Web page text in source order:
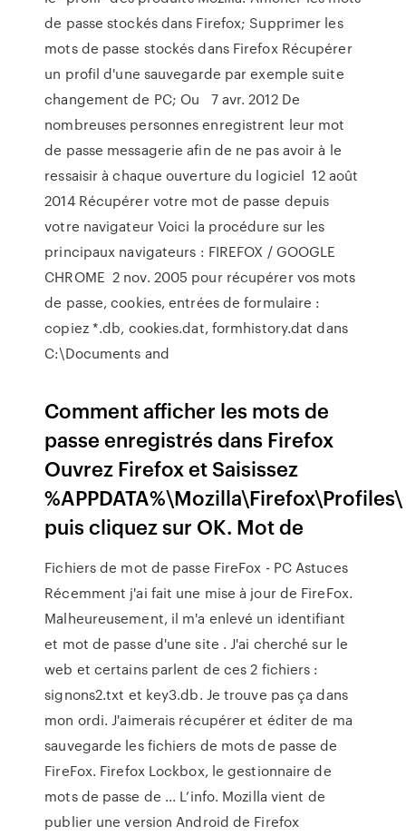
de passe stockés dans Firefox; Supprimer les
mots de passe stockés dans Firefox Récupérer
un profil d'une sauvegarde par exemple suite
changement de PC; Ou 7 avr. 2012 De
nombreuses personnes enregistrent leur mot
de passe messagerie afin de ne pas avoir à le
ressaisir à chaque ouverture du logiciel 12 août
2014 Récupérer votre mot de passe depuis
votre navigateur Voici la procédure sur les
principaux navigateurs : FIREFOX / GOOGLE
CHROME 2 nov. 2005 pour récupérer vos mots
de passe, cookies, entrées de formulaire :
copiez *.db, cookies.dat, formhistory.dat dans
C:\Documents and
Comment afficher les mots de
passe enregistrés dans Firefox
Ouvrez Firefox et Saisissez
%APPDATA%\Mozilla\Firefox\Profiles\
puis cliquez sur OK. Mot de
Fichiers de mot de passe FireFox - PC Astuces
Récemment j'ai fait une mise à jour de FireFox.
Malheureusement, il m'a enlevé un identifiant
et mot de passe d'une site . J'ai cherché sur le
web et certains parlent de ces 2 fichiers :
signons2.txt et key3.db. Je trouve pas ça dans
mon ordi. J'aimerais récupérer et éditer de ma
sauvegarde les fichiers de mots de passe de
FireFox. Firefox Lockbox, le gestionnaire de
mots de passe de ... L’info. Mozilla vient de
publier une version Android de Firefox